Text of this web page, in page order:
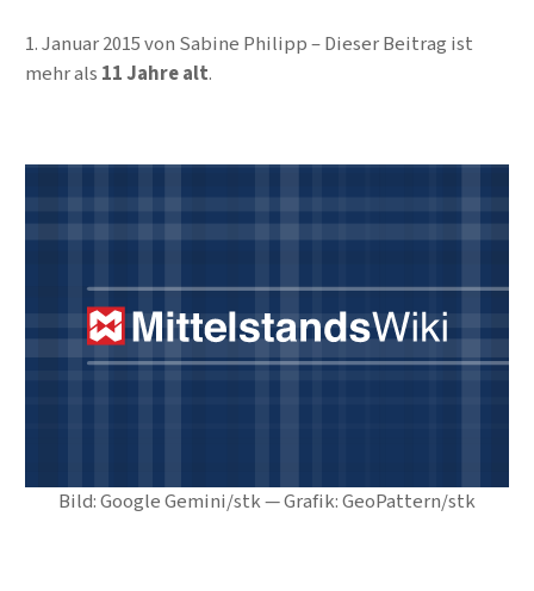
Bild: Google Gemini/stk — Grafik: GeoPattern/stk
1. Januar 2015von Sabine Philipp
Dieser Beitrag ist
mehr als 11 Jahre alt.